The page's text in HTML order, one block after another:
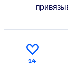
14